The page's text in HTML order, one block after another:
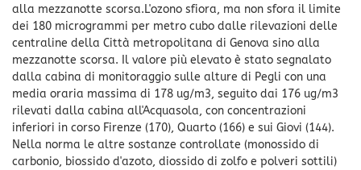
alla mezzanotte scorsa.L'ozono sfiora, ma non sfora il limite
dei 180 microgrammi per metro cubo dalle rilevazioni delle
centraline della Città metropolitana di Genova sino alla
mezzanotte scorsa. Il valore più elevato è stato segnalato
dalla cabina di monitoraggio sulle alture di Pegli con una
media oraria massima di 178 ug/m3, seguito dai 176 ug/m3
rilevati dalla cabina all'Acquasola, con concentrazioni
inferiori in corso Firenze (170), Quarto (166) e sui Giovi (144).
Nella norma le altre sostanze controllate (monossido di
carbonio, biossido d'azoto, diossido di zolfo e polveri sottili)